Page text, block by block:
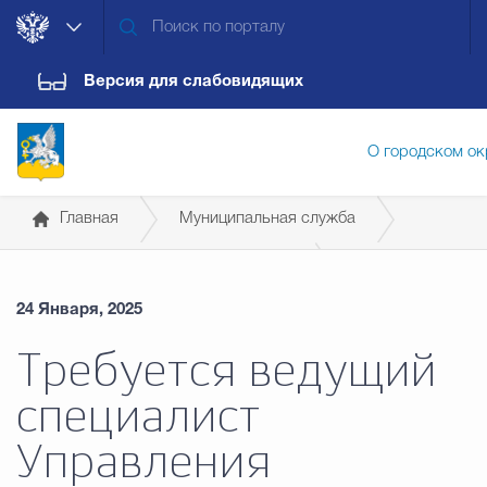
Версия для слабовидящих
О городском
Новости
Главная Муниципальная служба
24 Января, 2025
Требуется ведущий
специалист
Управления